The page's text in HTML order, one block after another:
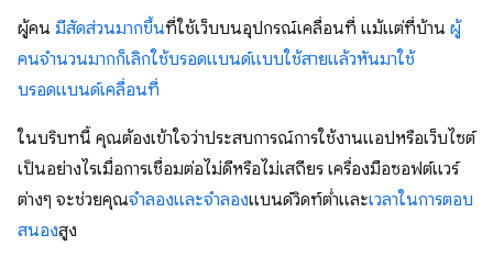
ผู้คน มีสัดส่วนมากขึ้นที่ใช้เว็บบนอุปกรณ์เคลื่อนที่ แม้แต่ที่บ้าน ผู้
คนจํานวนมากก็เลิกใช้บรอดแบนด์แบบใช้สายแล้วหันมาใช้
บรอดแบนด์เคลื่อนที่
ในบริบทนี้ คุณต้องเข้าใจว่าประสบการณ์การใช้งานแอปหรือเว็บไซต์
เป็นอย่างไรเมื่อการเชื่อมต่อไม่ดีหรือไม่เสถียร เครื่องมือซอฟต์แวร์
ต่างๆ จะช่วยคุณจําลองและจำลองแบนด์วิดท์ต่ำและเวลาในการตอบ
สนองสูง